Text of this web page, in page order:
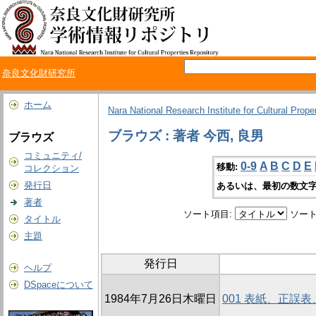
奈良文化財研究所
ホーム
ブラウズ
コミュニティ/
コレクション
発行日
著者
タイトル
主題
ヘルプ
DSpaceについて
Nara National Research Institute for Cultural
ブラウズ : 著者 今西, 良男
移動: 0-9 A B C D E
あるいは、最初の数文
ソート項目: ソー
発行日
1984年7月26日木曜日 001 表紙、正誤表